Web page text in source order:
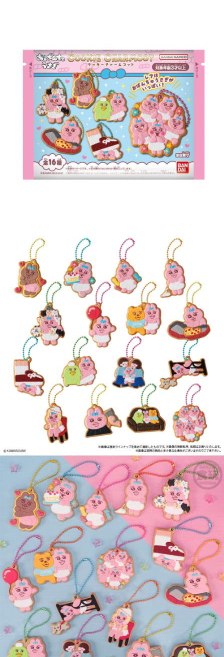
結帳頁面，進行簡訊認證並確認金額後，即可完成結帳。
２．訂單成立數日內，您將收到繳費通知簡訊。
３．收到繳費通知簡訊後14天內，點擊此簡訊中的連結，可透過四大超商／
ATM／網路銀行／等多元方式進行付款，方視為交易完成。
※ 請注意：結帳手續完成當下不需立刻繳費，但若您需要取消訂單，請聯絡
購買商品的店家。未經商家同意取消之訂單仍視為有效，需透過AFTEE先享
後付繳納相關費用。
※ 交易是否成功請以「AFTEE先享後付 」之結帳頁面顯示為準，若有關於
是否繳費成功／繳費後需取消欲退款等相關疑問，請聯繫「AFTEE先享後付
客戶支援中心」https://netprotections.freshdesk.com/support/home
【注意事項】
１．透過由恩沛科技股份有限公司提供之「AFTEE先享後付」服務完成之交
易，需依本服務之必要範圍內提供個人資料，並將交易相關給付款項請求債
權轉讓予恩沛科技股份有限公司。
時審查核予不同之上限額度；若仍有額度不足之情形，本公司將視審查結果
請求用戶進行身份認證。
５．嚴禁一人註冊多個帳號或使用他人資訊註冊。若發現惡意使用之情形，
恩沛科技股份有限公司將有權停止該用戶之使用額度並採取法律行動。
付款後全家取貨
每筆NT$60，滿NT$699(含以上)免運費
7-11取貨付款
每筆NT$60，滿NT$699(含以上)免運費
付款後7-11取貨
每筆NT$60，滿NT$699(含以上)免運費
每筆NT$80，滿NT$1,000(含以上)免運費